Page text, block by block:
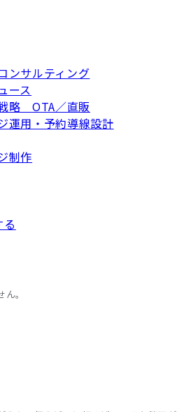
ンサルティング
ース
略 OTA／直販
運用・予約導線設計
制作
。